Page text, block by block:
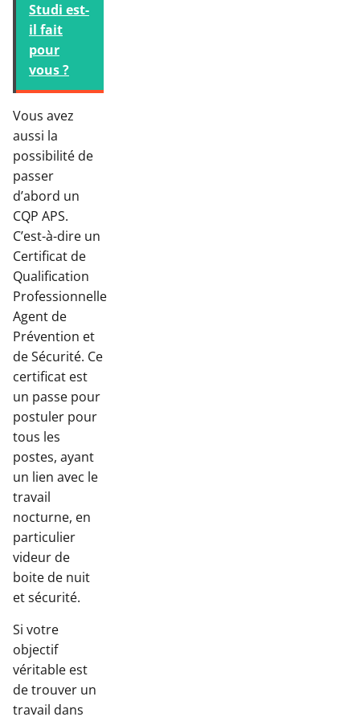
Studi est-
il fait
pour
vous ?
Vous avez
aussi la
possibilité de
passer
d’abord un
CQP APS.
C’est-à-dire un
Certificat de
Qualification
Professionnelle
Agent de
Prévention et
de Sécurité. Ce
certificat est
un passe pour
postuler pour
tous les
postes, ayant
un lien avec le
travail
nocturne, en
particulier
videur de
boite de nuit
et sécurité.
Si votre
objectif
véritable est
de trouver un
travail dans